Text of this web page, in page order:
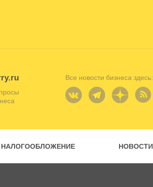
Все новости бизнеса здесь:
НАЛОГООБЛОЖЕНИЕ НОВОСТИ